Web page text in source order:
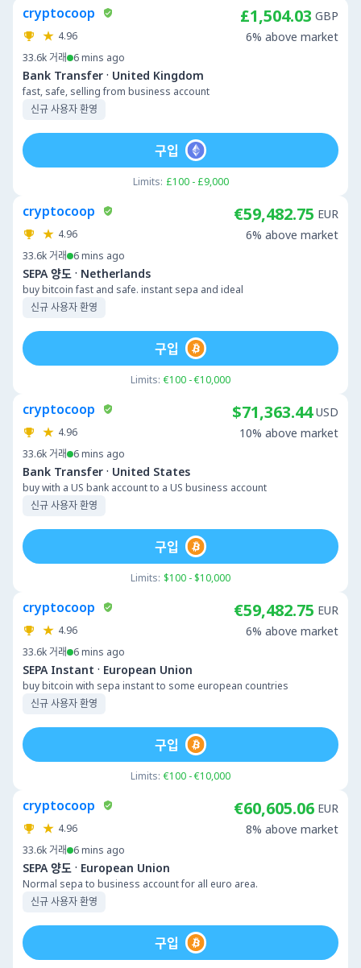
cryptocoop
4.96
33.6k 거래 6 mins ago
Bank Transfer · United Kingdom
fast, safe, selling from business account
신규 사용자 환영
£1,504.03 GBP
6% above market
Limits: £100 - £9,000
구입
cryptocoop
4.96
33.6k 거래 6 mins ago
SEPA 양도 · Netherlands
buy bitcoin fast and safe. instant sepa and ideal
신규 사용자 환영
€59,482.75 EUR
6% above market
Limits: €100 - €10,000
구입
cryptocoop
4.96
33.6k 거래 6 mins ago
Bank Transfer · United States
buy with a US bank account to a US business account
신규 사용자 환영
$71,363.44 USD
10% above market
Limits: $100 - $10,000
구입
cryptocoop
4.96
33.6k 거래 6 mins ago
SEPA Instant · European Union
buy bitcoin with sepa instant to some european countries
신규 사용자 환영
€59,482.75 EUR
6% above market
Limits: €100 - €10,000
구입
cryptocoop
4.96
33.6k 거래 6 mins ago
SEPA 양도 · European Union
Normal sepa to business account for all euro area.
신규 사용자 환영
€60,605.06 EUR
8% above market
구입